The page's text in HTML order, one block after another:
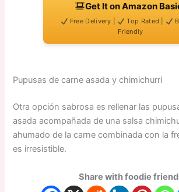
Get It on Amazon
Free Delivery | Top Rated |
Friendly
Pupusas de carne asada y chimichurri
Otra opción sabrosa es rellenar las
asada acompañada de una salsa
ahumado de la carne combinada con la
es irresistible.
Share with foodie